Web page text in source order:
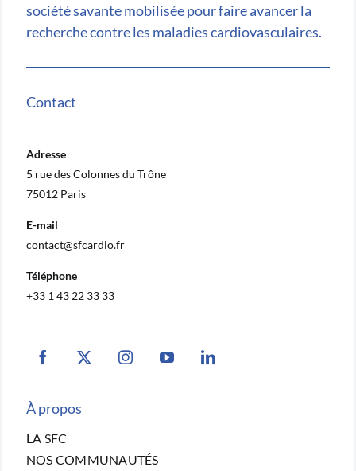
société savante mobilisée pour faire avancer la
recherche contre les maladies cardiovasculaires.
Contact
Adresse
5 rue des Colonnes du Trône
75012 Paris
E-mail
contact@sfcardio.fr
Téléphone
+33 1 43 22 33 33
À propos
LA SFC
NOS COMMUNAUTÉS